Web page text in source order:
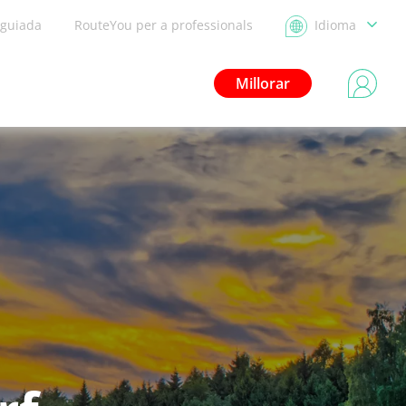
RouteYou per a professionals Idioma
Millorar